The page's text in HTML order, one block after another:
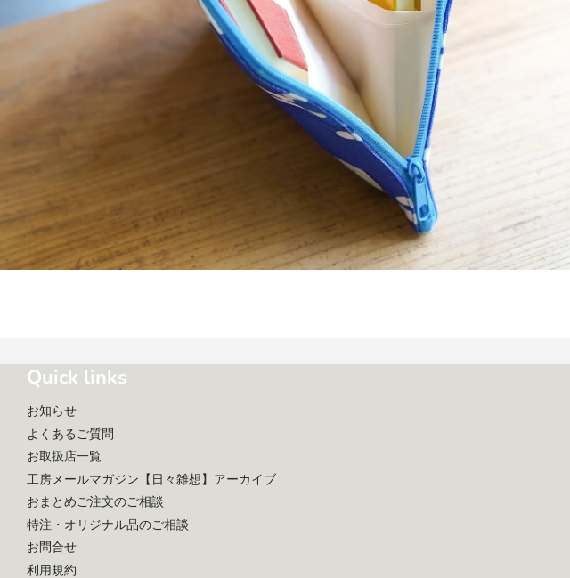
Quick links
お知らせ
よくあるご質問
お取扱店一覧
工房メールマガジン【日々雑想】アーカイブ
おまとめご注文のご相談
特注・オリジナル品のご相談
お問合せ
利用規約